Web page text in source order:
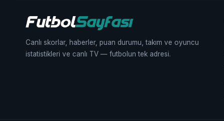
Canlı skorlar, haberler, puan durumu, takım ve oyuncu
istatistikleri ve canlı TV — futbolun tek adresi.